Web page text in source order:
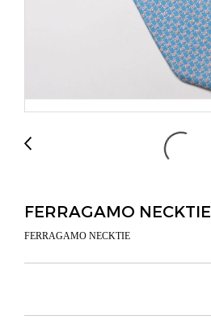
FERRAGAMO NECKTIE
FERRAGAMO NECKTIE